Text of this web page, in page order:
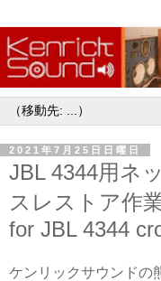
2021年7月25日日曜日
JBL 4344用ネ
スレストア作
for JBL 4344
ケンリックサウンドの